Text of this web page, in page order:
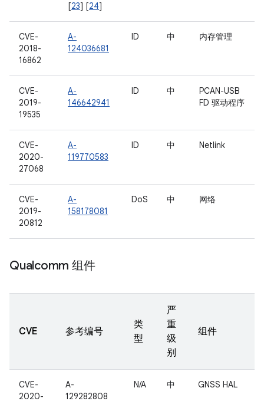
[23] [24]
CVE-
2018-
16862
A-
124036681
ID 中 内存管理
CVE-
2019-
19535
A-
146642941
ID 中
PCAN-USB
FD 驱动程序
CVE-
2020-
27068
A-
119770583
ID 中 Netlink
CVE-
2019-
20812
A-
158178081
DoS 中 网络
Qualcomm 组件
CVE 参考编号
类
型
严
重
级
别
组件
CVE-
2020-
A-
129282808
N/A 中 GNSS HAL